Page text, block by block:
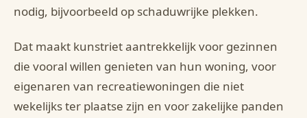
nodig, bijvoorbeeld op schaduwrijke plekken.
Dat maakt kunstriet aantrekkelijk voor gezinnen
die vooral willen genieten van hun woning, voor
eigenaren van recreatiewoningen die niet
wekelijks ter plaatse zijn en voor zakelijke panden